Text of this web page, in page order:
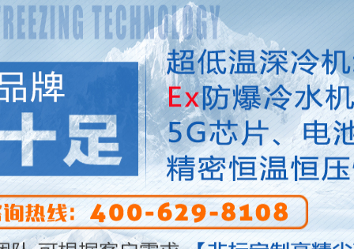
冷凝器生产车间